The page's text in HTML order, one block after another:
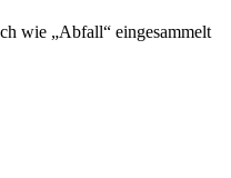
wie „Abfall“ eingesammelt